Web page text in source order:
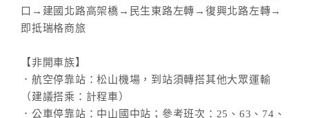
口→建國北路高架橋→民生東路左轉→復興北路左轉→
即抵瑞格商旅
【非開車族】
．航空停靠站：松山機場，到站須轉搭其他大眾運輸
（建議搭乘：計程車）
．公車停靠站：中山國中站；參考班次：25、63、74、